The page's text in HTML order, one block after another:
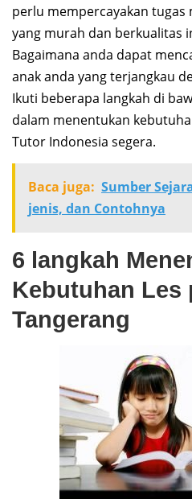
perlu mempercayakan
yang murah dan berkualitas
Bagaimana anda dapat
anak anda yang terjangkau
Ikuti beberapa langkah di
dalam menentukan
Tutor Indonesia segera.
Baca juga: Sumber
jenis, dan Contohnya
6 langkah
Kebutuhan Les
Tangerang